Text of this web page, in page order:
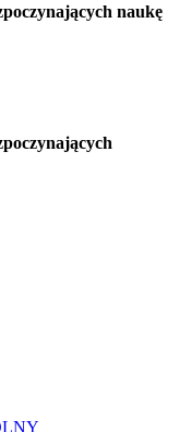
naukę